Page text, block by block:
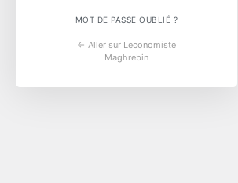
MOT DE PASSE OUBLIÉ ?
← Aller sur Leconomiste
Maghrebin